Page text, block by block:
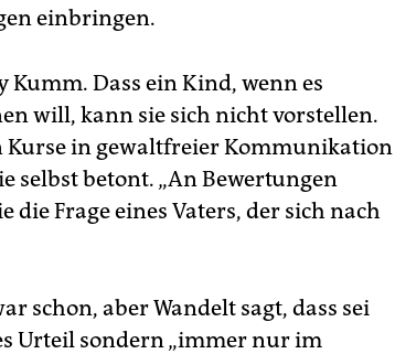
einbringen.
Kumm. Dass ein Kind, wenn es
will, kann sie sich nicht vorstellen.
Kurse in gewaltfreier Kommunikation
selbst betont. „An Bewertungen
die Frage eines Vaters, der sich nach
schon, aber Wandelt sagt, dass sei
Urteil sondern „immer nur im